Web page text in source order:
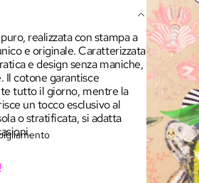
realizzata con stampa a
e originale. Caratterizzata
e design senza maniche,
Il cotone garantisce
tutto il giorno, mentre la
un tocco esclusivo al
o stratificata, si adatta